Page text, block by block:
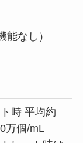
能なし）
時 平均約
万個/mL